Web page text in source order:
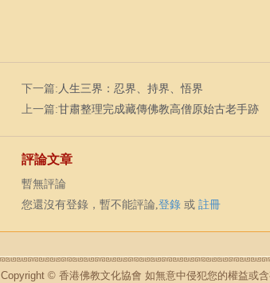
下一篇: 人生三界：忍界、持界、悟界
上一篇:甘肅整理完成藏傳佛教高僧原始古老手跡
評論文章
暫無評論
您還沒有登錄，暫不能評論,登錄 或 註冊
Copyright © 香港佛教文化協會 如無意中侵犯您的權益或